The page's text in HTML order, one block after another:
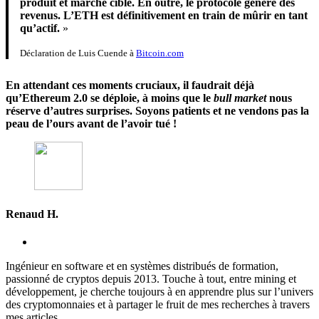
revenus. L’ETH est définitivement en train de mûrir en tant
qu’actif. »
Déclaration de Luis Cuende à Bitcoin.com
En attendant ces moments cruciaux, il faudrait déjà
qu’Ethereum 2.0 se déploie, à moins que le bull marketnous
réserve d’autres surprises. Soyons patients et ne vendons pas la
peau de l’ours avant de l’avoir tué !
Renaud H.
Ingénieur en software et en systèmes distribués de formation,
passionné de cryptos depuis 2013. Touche à tout, entre mining et
développement, je cherche toujours à en apprendre plus sur l’univers
des cryptomonnaies et à partager le fruit de mes recherches à travers